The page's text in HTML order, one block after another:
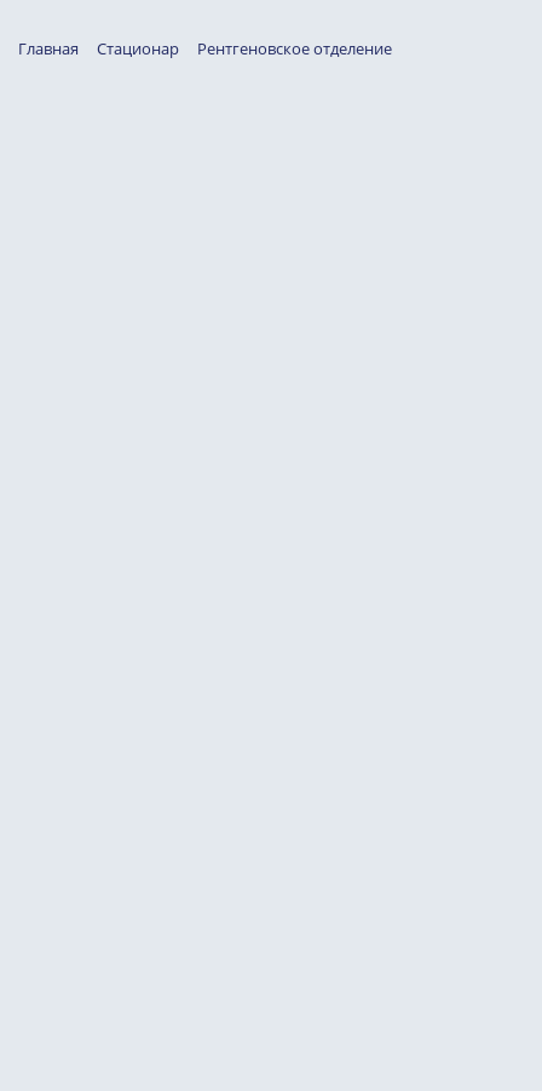
Главная Стационар Рентгеновское отделение